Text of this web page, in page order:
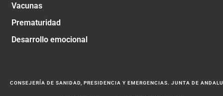
Vacunas
Prematuridad
Desarrollo emocional
CONSEJERÍA DE SANIDAD, PRESIDENCIA Y EMERGENCIAS. JUNTA DE